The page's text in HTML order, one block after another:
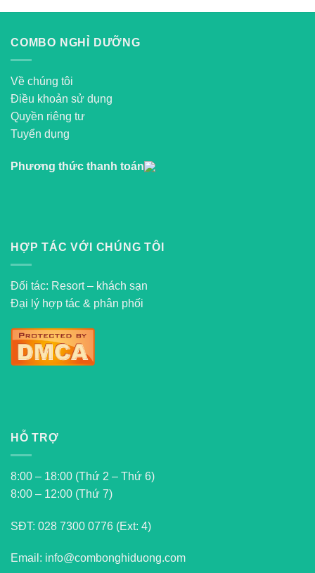
COMBO NGHỈ DƯỠNG
Về chúng tôi
Điều khoản sử dụng
Quyền riêng tư
Tuyển dụng
Phương thức thanh toán
HỢP TÁC VỚI CHÚNG TÔI
Đối tác: Resort – khách sạn
Đại lý hợp tác & phân phối
HỖ TRỢ
8:00 – 18:00 (Thứ 2 – Thứ 6)
8:00 – 12:00 (Thứ 7)
SĐT: 028 7300 0776 (Ext: 4)
Email: info@combonghiduong.com